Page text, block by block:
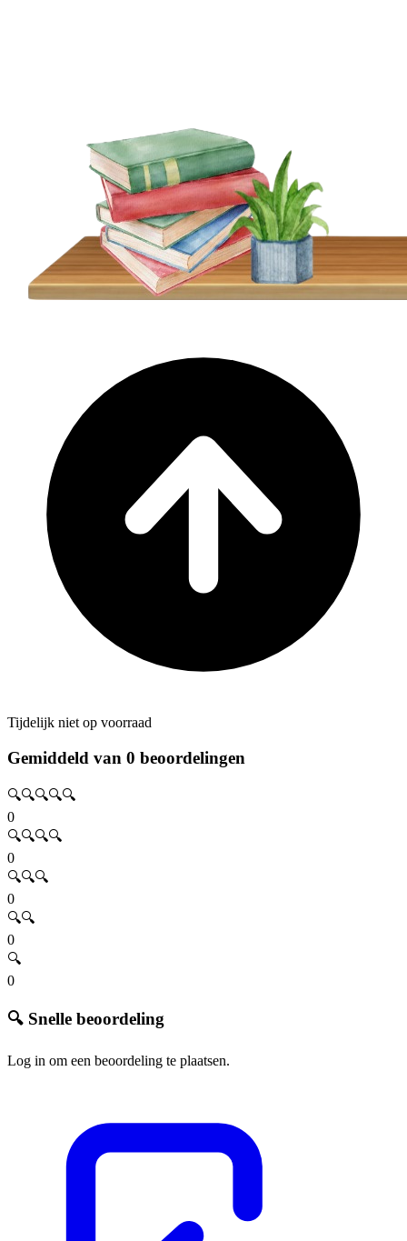
Tijdelijk niet op voorraad
Gemiddeld van 0 beoordelingen
🔍🔍🔍🔍🔍
0
🔍🔍🔍🔍
0
🔍🔍🔍
0
🔍🔍
0
🔍
0
🔍 Snelle beoordeling
Log in om een beoordeling te plaatsen.